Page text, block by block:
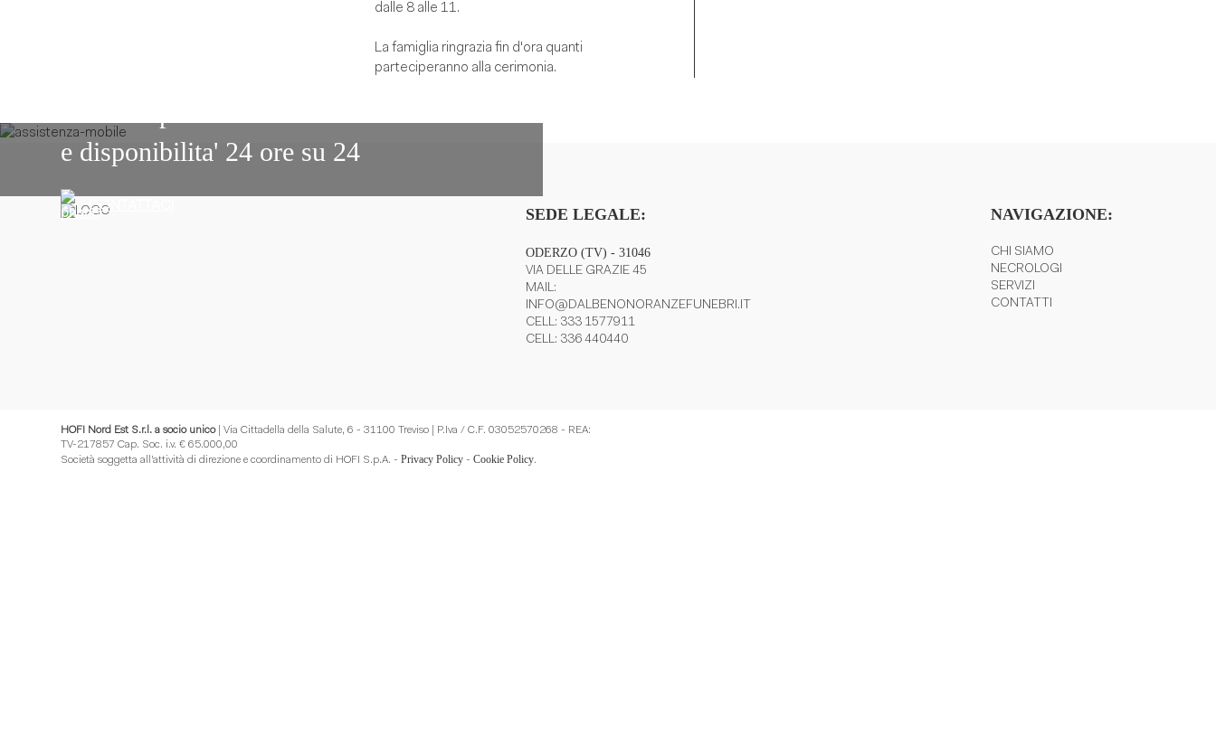
dalle 8 alle 11.
La famiglia ringrazia fin d'ora quanti
parteciperanno alla cerimonia.
e disponibilita' 24 ore su 24
CONTATTACI SEDE LEGALE:
ODERZO (TV) - 31046
VIA DELLE GRAZIE 45
MAIL:
INFO@DALBENONORANZEFUNEBRI.IT
CELL: 333 1577911
CELL: 336 440440
NAVIGAZIONE:
CHI SIAMO
NECROLOGI
SERVIZI
CONTATTI
HOFI Nord Est S.r.l. a socio unico| Via Cittadella della Salute, 6 - 31100 Treviso | P.Iva / C.F. 03052570268 - REA:
TV-217857 Cap. Soc. i.v. € 65.000,00
Società soggetta all’attività di direzione e coordinamento di HOFI S.p.A. -Privacy Policy -Cookie Policy.